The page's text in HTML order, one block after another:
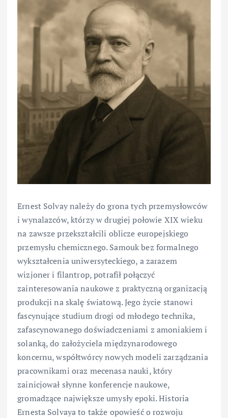
Ernest Solvay należy do grona tych przemysłowców
i wynalazców, którzy w drugiej połowie XIX wieku
na zawsze przekształcili oblicze europejskiego
przemysłu chemicznego. Samouk bez formalnego
wykształcenia uniwersyteckiego, a zarazem
wizjoner i filantrop, potrafił połączyć
zainteresowania naukowe z praktyczną organizacją
produkcji na skalę światową. Jego życie stanowi
fascynujące studium drogi od młodego technika,
zafascynowanego doświadczeniami z amoniakiem i
solanką, do założyciela międzynarodowego
koncernu, współtwórcy nowych modeli zarządzania
pracownikami oraz mecenasa nauki, który
zainicjował słynne konferencje naukowe,
gromadzące największe umysły epoki. Historia
Ernesta Solvaya to także opowieść o rozwoju